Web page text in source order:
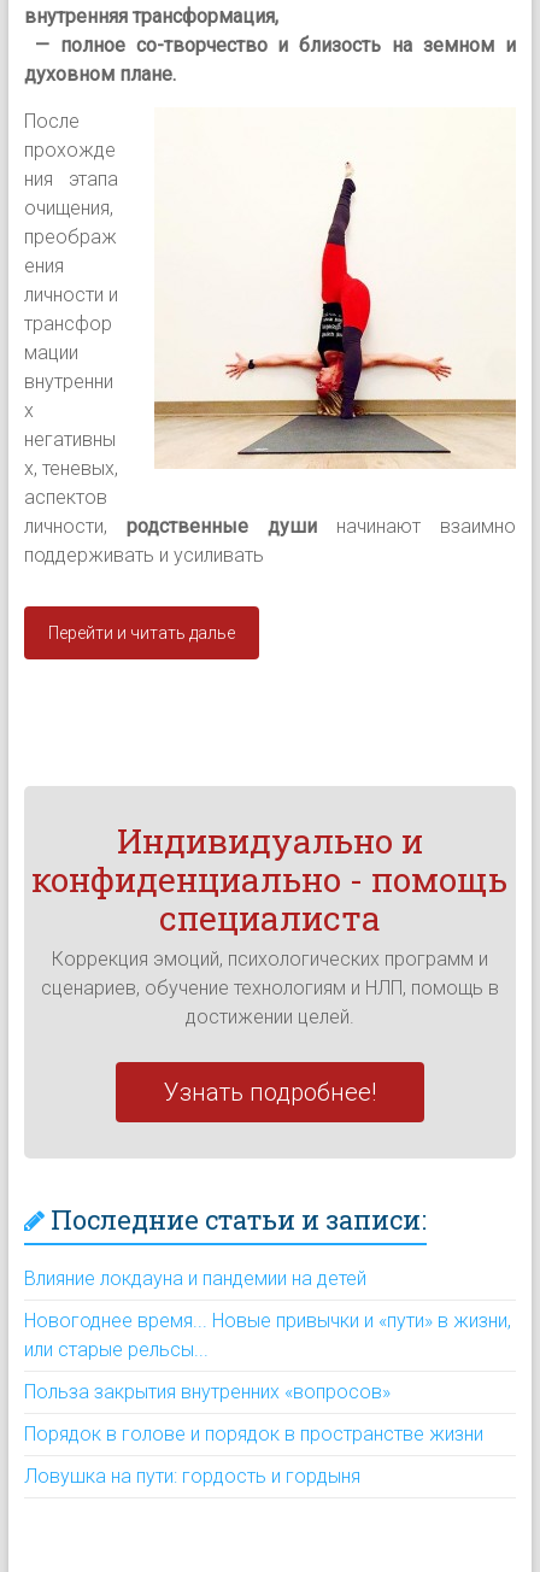
внутренняя трансформация,
— полное со-творчество и близость на земном и
духовном плане.
После
прохожде
ния этапа
очищения,
преображ
ения
личности и
трансфор
мации
внутренни
х
негативны
х, теневых,
аспектов
личности, родственные души начинают взаимно
поддерживать и усиливать
Перейти и читать далье
Индивидуально и
конфиденциально - помощь
специалиста
Коррекция эмоций, психологических программ и
сценариев, обучение технологиям и НЛП, помощь в
достижении целей.
Узнать подробнее!
Последние статьи и записи:
Влияние локдауна и пандемии на детей
Новогоднее время... Новые привычки и «пути» в жизни,
или старые рельсы...
Польза закрытия внутренних «вопросов»
Порядок в голове и порядок в пространстве жизни
Ловушка на пути: гордость и гордыня